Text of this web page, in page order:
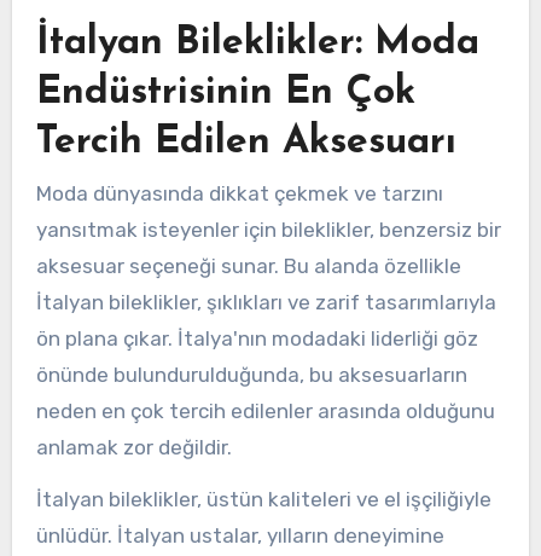
İtalyan Bileklikler: Moda
Endüstrisinin En Çok
Tercih Edilen Aksesuarı
Moda dünyasında dikkat çekmek ve tarzını
yansıtmak isteyenler için bileklikler, benzersiz bir
aksesuar seçeneği sunar. Bu alanda özellikle
İtalyan bileklikler, şıklıkları ve zarif tasarımlarıyla
ön plana çıkar. İtalya'nın modadaki liderliği göz
önünde bulundurulduğunda, bu aksesuarların
neden en çok tercih edilenler arasında olduğunu
anlamak zor değildir.
İtalyan bileklikler, üstün kaliteleri ve el işçiliğiyle
ünlüdür. İtalyan ustalar, yılların deneyimine